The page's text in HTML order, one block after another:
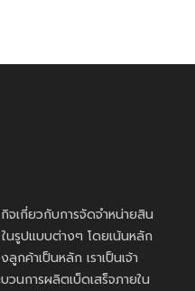
จเกี่ยวกับการจัดจำหน่ายสิน
นรูปแบบต่างๆ โดยเน้นหลัก
กค้าเป็นหลัก เราเป็นเจ้า
วนการผลิตเบ็ดเสร็จภายใน